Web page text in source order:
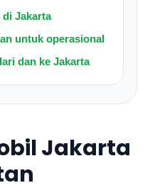
Jakarta
untuk operasional
dan ke Jakarta
Jakarta